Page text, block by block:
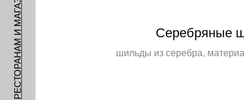
РЕСТОРАНАМ И МАГАЗИНАМ Серебряные
шильды из серебра,